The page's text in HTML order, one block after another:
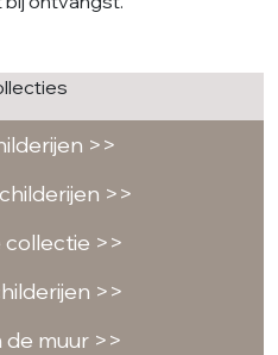
>>
>>
>>
>>
de muur >>